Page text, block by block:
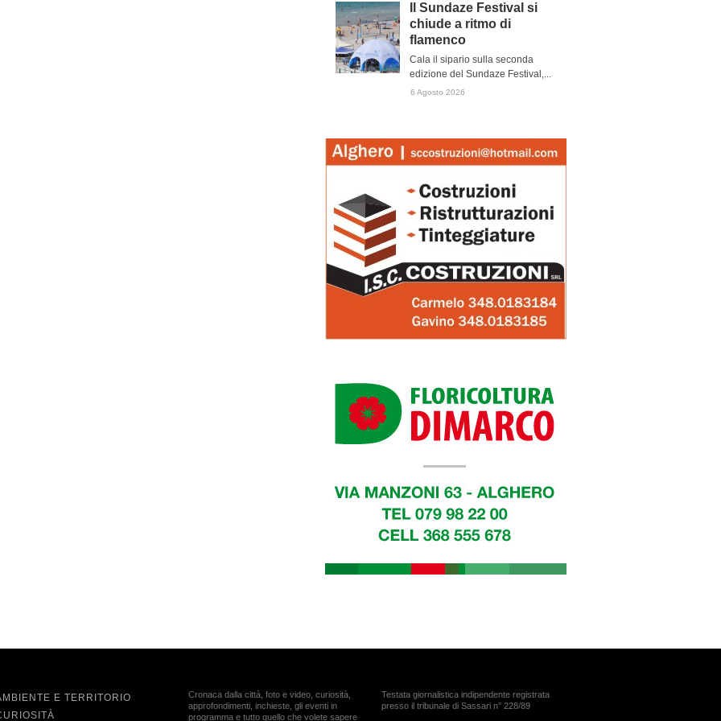
Il Sundaze Festival si
chiude a ritmo di
flamenco
Cala il sipario sulla seconda
edizione del Sundaze Festival,...
6 Agosto 2026
E TERRITORIO
Cronaca dalla città, foto e video, curiosità,
approfondimenti, inchieste, gli eventi in
programma e tutto quello che volete sapere
Testata giornalistica indipendente registrata
presso il tribunale di Sassari n° 228/89